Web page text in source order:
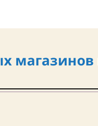
магазинов